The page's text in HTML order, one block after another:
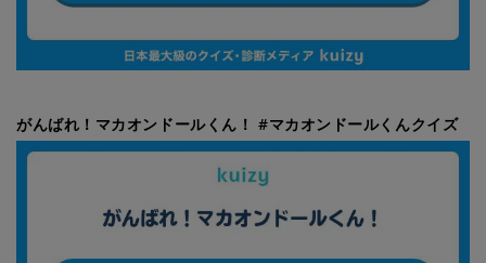
がんばれ！マカオンドールくん！ #マカオンドールくんクイズ